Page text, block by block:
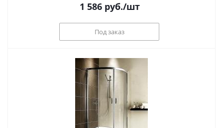
1 586 руб./шт
Под заказ